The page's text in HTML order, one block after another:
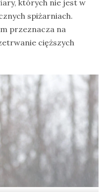
których nie jest w
spiżarniach.
przeznacza na
cięższych